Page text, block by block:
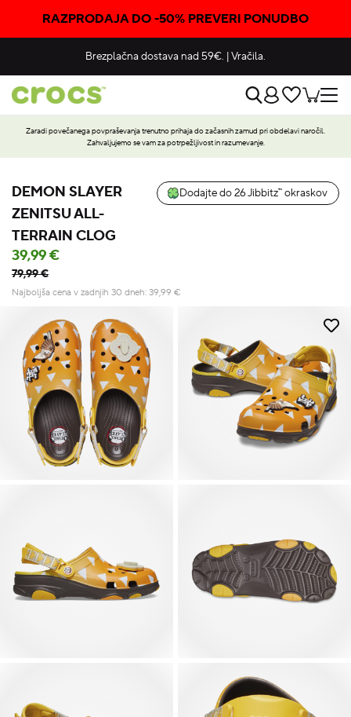
RAZPRODAJA DO -50% PREVERI PONUDBO
Brezplačna dostava nad 59€. |Vračila.
Zaradi povečanega povpraševanja trenutno prihaja do začasnih zamud pri obdelavi naročil.
Zahvaljujemo se vam za potrpežljivost in razumevanje.
DEMON SLAYER
ZENITSU ALL-
TERRAIN CLOG
Dodajte do 26 Jibbitz™ okraskov
39,99 €
79,99 €
Najboljša cena v zadnjih 30 dneh: 39,99 €